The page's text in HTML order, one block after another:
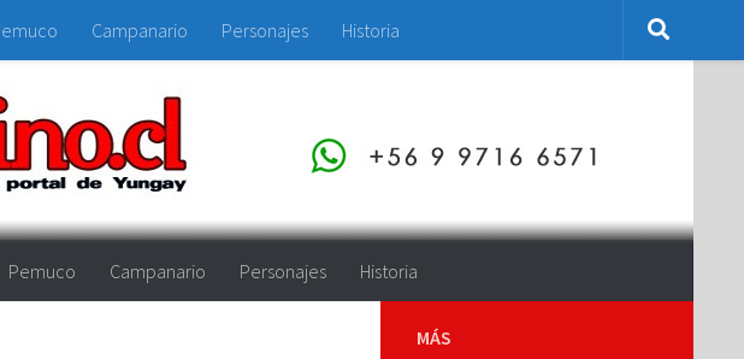
Campanario Personajes Historia
Pemuco Campanario Personajes Historia
MÁS